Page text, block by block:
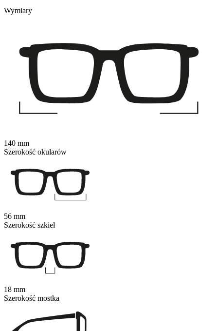
Wymiary
140 mm
Szerokość okularów
56 mm
Szerokość szkieł
18 mm
Szerokość mostka